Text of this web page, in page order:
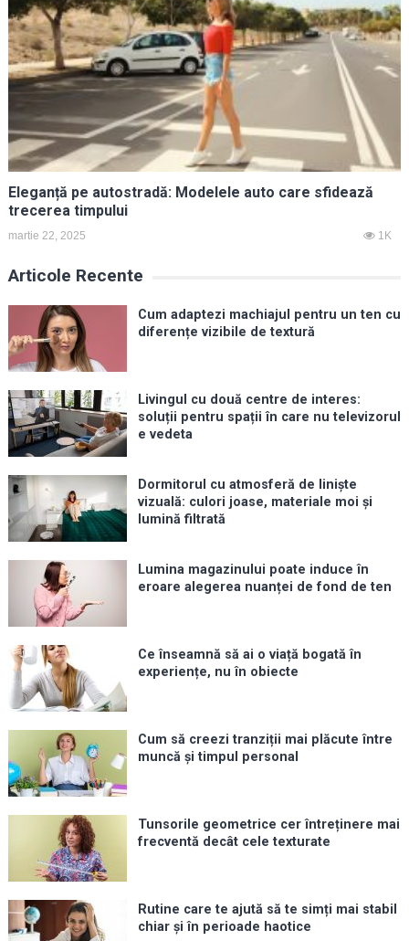
Eleganță pe autostradă: Modelele auto care sfidează
trecerea timpului
martie 22, 2025 1K
Articole Recente
Cum adaptezi machiajul pentru un ten cu
diferențe vizibile de textură
Livingul cu două centre de interes:
soluții pentru spații în care nu televizorul
e vedeta
Dormitorul cu atmosferă de liniște
vizuală: culori joase, materiale moi și
lumină filtrată
Lumina magazinului poate induce în
eroare alegerea nuanței de fond de ten
Ce înseamnă să ai o viață bogată în
experiențe, nu în obiecte
Cum să creezi tranziții mai plăcute între
muncă și timpul personal
Tunsorile geometrice cer întreținere mai
frecventă decât cele texturate
Rutine care te ajută să te simți mai stabil
chiar și în perioade haotice